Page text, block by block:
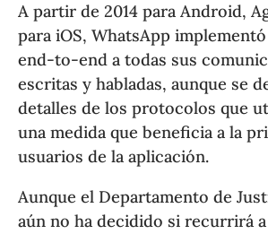
A partir de 2014 para Android,
para iOS, WhatsApp
end-to-end a todas sus
escritas y habladas, aunque se
detalles de los protocolos que
una medida que beneficia a la
usuarios de la aplicación.
Aunque el Departamento de
aún no ha decidido si recurrirá